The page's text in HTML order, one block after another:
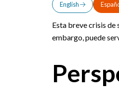
English
Esta breve crisis de
embargo, puede